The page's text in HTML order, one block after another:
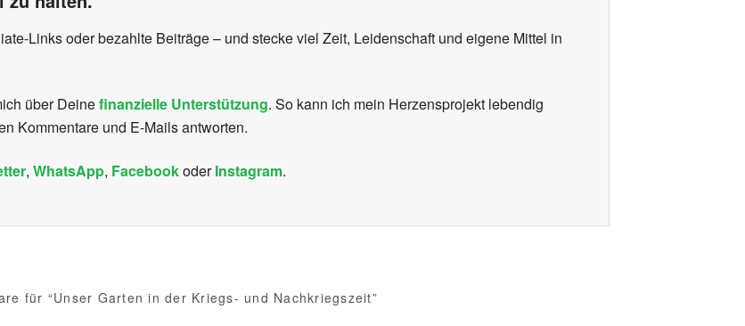
Links oder bezahlte Beiträge – und stecke viel Zeit, Leidenschaft und eigene Mittel in
über Deinefinanzielle Unterstützung. So kann ich mein Herzensprojekt lebendig
Kommentare und E-Mails antworten.
, WhatsApp, FacebookoderInstagram.
für “Unser Garten in der Kriegs- und Nachkriegszeit”